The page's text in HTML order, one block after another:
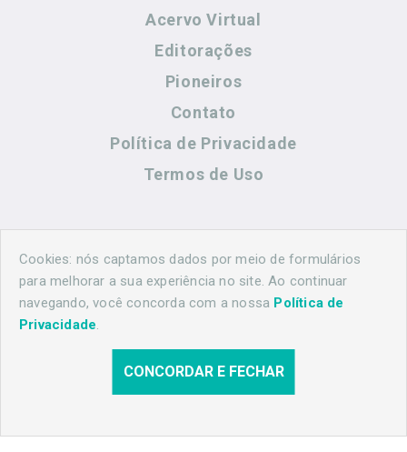
Acervo Virtual
Editorações
Pioneiros
Contato
Política de Privacidade
Termos de Uso
Contato
(44) 99883-8883
Cookies: nós captamos dados por meio de formulários
para melhorar a sua experiência no site. Ao continuar
navegando, você concorda com a nossa Política de
Privacidade.
CONCORDAR E FECHAR